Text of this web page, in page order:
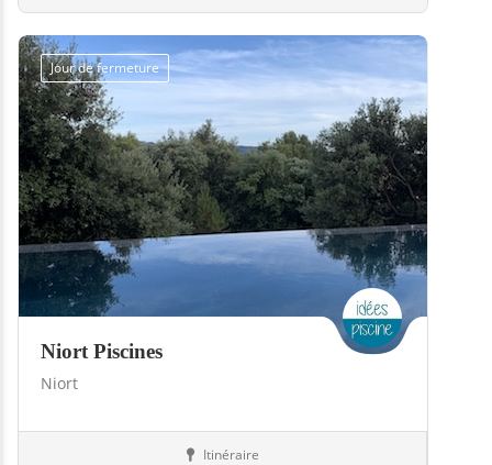
Jour de fermeture
Niort Piscines
Niort
Itinéraire